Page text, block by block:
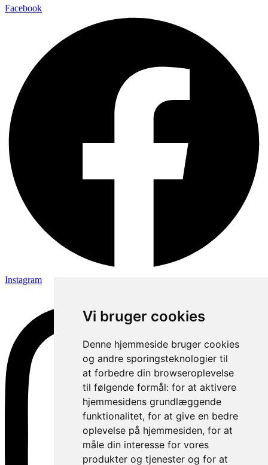
Vi bruger cookies
Denne hjemmeside bruger cookies
og andre sporingsteknologier til
at forbedre din browseroplevelse
til følgende formål: for at aktivere
hjemmesidens grundlæggende
funktionalitet, for at give en bedre
oplevelse på hjemmesiden, for at
måle din interesse for vores
produkter og tjenester og for at
Facebook
Instagram